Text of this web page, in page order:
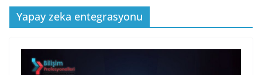
Yapay zeka entegrasyonu